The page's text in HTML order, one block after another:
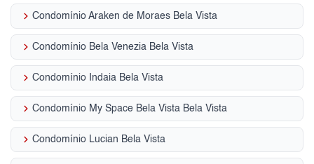
keyboard_arrow_right Condomínio Araken de Moraes Bela Vista
keyboard_arrow_right Condomínio Bela Venezia Bela Vista
keyboard_arrow_right Condomínio Indaia Bela Vista
keyboard_arrow_right Condomínio My Space Bela Vista Bela Vista
keyboard_arrow_right Condomínio Lucian Bela Vista